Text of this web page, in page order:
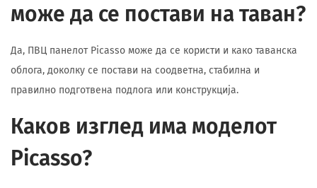
може да се постави на таван?
Да, ПВЦ панелот Picasso може да се користи и како таванска
облога, доколку се постави на соодветна, стабилна и
правилно подготвена подлога или конструкција.
Каков изглед има моделот
Picasso?